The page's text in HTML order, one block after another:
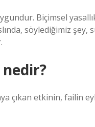
Biçimsel
söylediğimiz
çıkan etkinin, failin